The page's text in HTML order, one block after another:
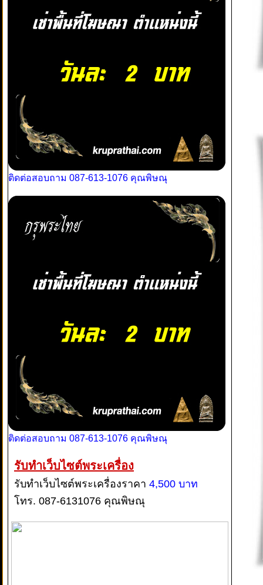
ติดต่อสอบถาม 087-613-1076 คุณพิษณุ
ติดต่อสอบถาม 087-613-1076 คุณพิษณุ
รับทำเว็บไซต์พระเครื่อง
รับทำเว็บไซต์พระเครื่องราคา 4,500 บาท
โทร. 087-6131076 คุณพิษณุ